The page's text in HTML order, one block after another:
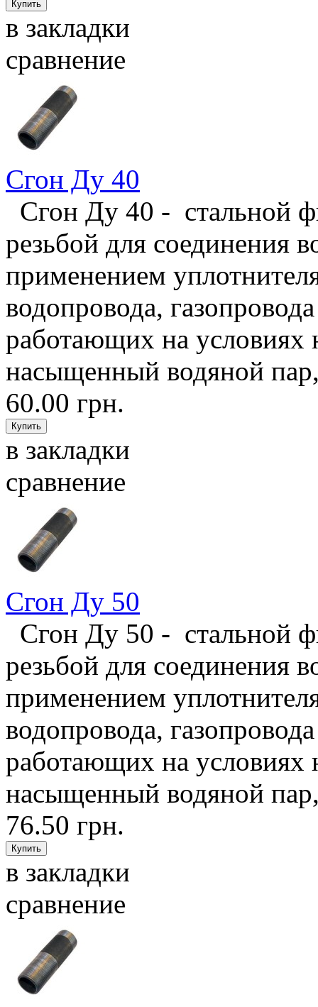
в закладки
сравнение
Сгон Ду 40
Сгон Ду 40 - стальной
резьбой для соединения
применением
водопровода,
работающих на условиях
насыщенный водяной
60.00 грн.
в закладки
сравнение
Сгон Ду 50
Сгон Ду 50 - стальной
резьбой для соединения
применением
водопровода,
работающих на условиях
насыщенный водяной
76.50 грн.
в закладки
сравнение